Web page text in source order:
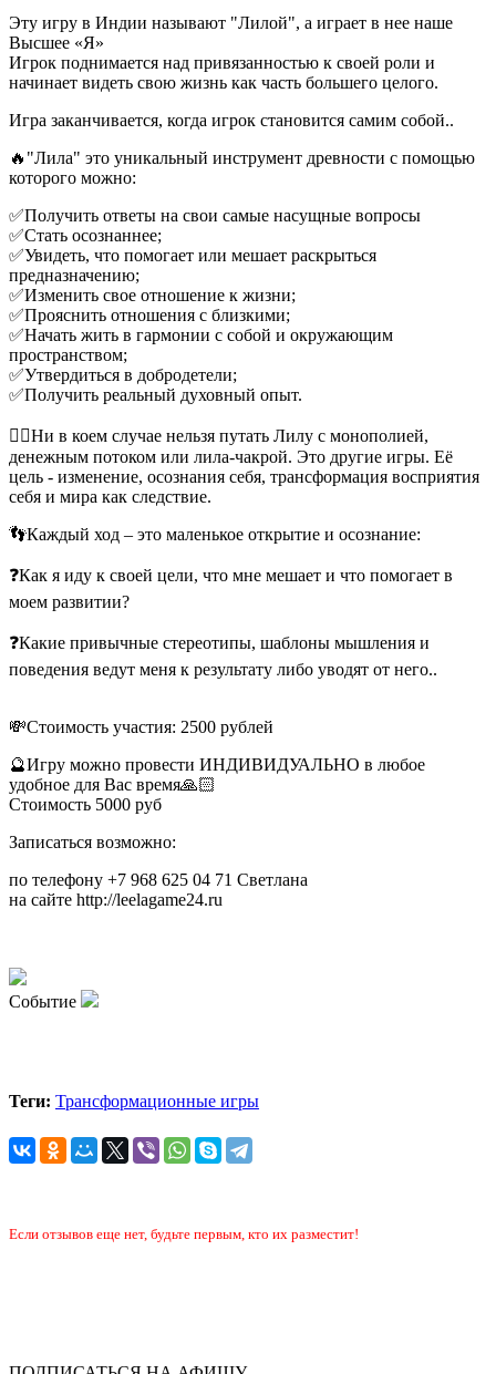
Эту игру в Индии называют "Лилой", а играет в нее наше
Высшее «Я»
Игрок поднимается над привязанностью к своей роли и
начинает видеть свою жизнь как часть большего целого.
Игра заканчивается, когда игрок становится самим собой..
🔥"Лила" это уникальный инструмент древности с помощью
которого можно:
✅Получить ответы на свои самые насущные вопросы
✅Стать осознаннее;
✅Увидеть, что помогает или мешает раскрыться
предназначению;
✅Изменить свое отношение к жизни;
✅Прояснить отношения с близкими;
✅Начать жить в гармонии с собой и окружающим
пространством;
✅Утвердиться в добродетели;
✅Получить реальный духовный опыт.
👆🏻Ни в коем случае нельзя путать Лилу с монополией,
денежным потоком или лила-чакрой. Это другие игры. Её
цель - изменение, осознания себя, трансформация восприятия
себя и мира как следствие.
👣Каждый ход – это маленькое открытие и осознание:
❓Как я иду к своей цели, что мне мешает и что помогает в
моем развитии?
❓Какие привычные стереотипы, шаблоны мышления и
поведения ведут меня к результату либо уводят от него..
💸Стоимость участия: 2500 рублей
🔮Игру можно провести ИНДИВИДУАЛЬНО в любое
удобное для Вас время🙏🏻
Стоимость 5000 руб
Записаться возможно:
по телефону +7 968 625 04 71 Светлана
на сайте http://leelagame24.ru
Событие
Теги: Трансформационные игры
Если отзывов еще нет, будьте первым, кто их разместит!